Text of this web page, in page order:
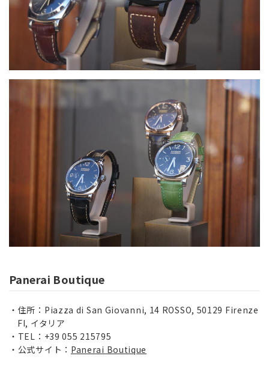
Panerai Boutique
住所：Piazza di San Giovanni, 14 ROSSO, 50129 Firenze
FI, イタリア
TEL：+39 055 215795
公式サイト： Panerai Boutique